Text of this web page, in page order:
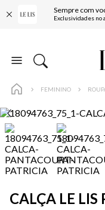
Sempre com
Exclusividades no
FEMININO
CALÇA LE LIS